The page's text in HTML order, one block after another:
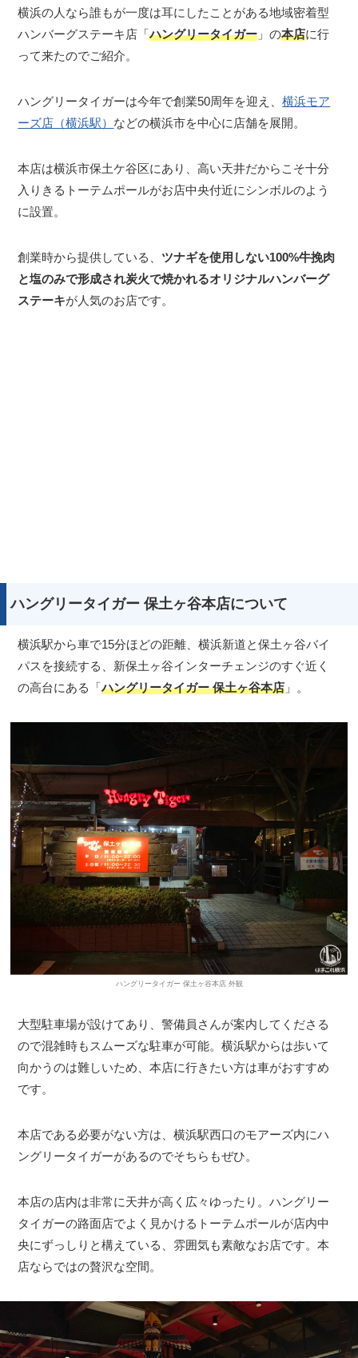
横浜の人なら誰もが一度は耳にしたことがある地域密着型
ハンバーグステーキ店「ハングリータイガー 」の本店に行
って来たのでご紹介。
ハングリータイガーは今年で創業50周年を迎え、横浜モア
ーズ店（横浜駅） などの横浜市を中心に店舗を展開。
本店は横浜市保土ケ谷区にあり、高い天井だからこそ十分
入りきるトーテムポールがお店中央付近にシンボルのよう
に設置。
創業時から提供している、 ツナギを使用しない100%牛挽肉
と塩のみで形成され炭火で焼かれるオリジナルハンバーグ
ステーキが人気のお店です。
ハングリータイガー 保土ヶ谷本店について
横浜駅から車で15分ほどの距離、横浜新道と保土ヶ谷バイ
パスを接続する、新保土ヶ谷インターチェンジのすぐ近く
の高台にある「ハングリータイガー 保土ヶ谷本店 」。
ハングリータイガー 保土ヶ谷本店 外観
大型駐車場が設けてあり、警備員さんが案内してくださる
ので混雑時もスムーズな駐車が可能。横浜駅からは歩いて
向かうのは難しいため、本店に行きたい方は車がおすすめ
です。
本店である必要がない方は、横浜駅西口のモアーズ内にハ
ングリータイガーがあるのでそちらもぜひ。
本店の店内は非常に天井が高く広々ゆったり。ハングリー
タイガーの路面店でよく見かけるトーテムポールが店内中
央にずっしりと構えている、雰囲気も素敵なお店です。本
店ならではの贅沢な空間。